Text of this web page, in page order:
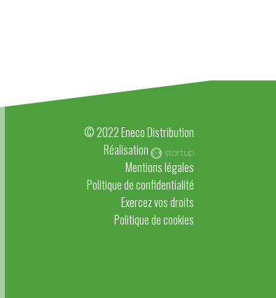
© 2022 Eneco Distribution
Réalisation
Mentions légales
Politique de confidentialité
Exercez vos droits
Politique de cookies